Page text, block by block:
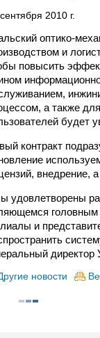
2010 г.
оптико-
и
повысить
а также
будет
контракт
внедрение,
удовлетворены
головным
и
директор
новости